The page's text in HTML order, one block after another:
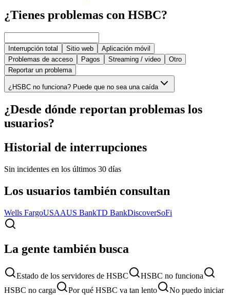
¿Tienes problemas con HSBC?
Interrupción total Sitio web
Aplicación móvil
Problemas de acceso
Pagos Streaming / video
Otro
Reportar un problema
¿HSBC no funciona? Puede que no sea una caída
¿Desde dónde reportan problemas los
usuarios?
Historial de interrupciones
Sin incidentes en los últimos 30 días
Los usuarios también consultan
Wells FargoUSAAUS BankTD BankDiscoverSoFi
La gente también busca
Estado de los servidores de HSBC
HSBC no funciona
HSBC no carga
Por qué HSBC va tan lento
No puedo iniciar